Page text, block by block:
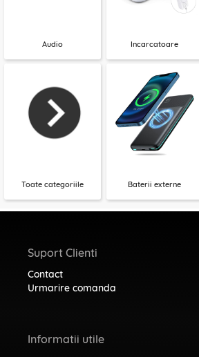
Audio Incarcatoare
Toate categoriile Baterii externe
Suport Clienti
Contact
Urmarire comanda
Informatii utile